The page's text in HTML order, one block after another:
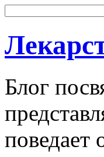
Блог
поведает